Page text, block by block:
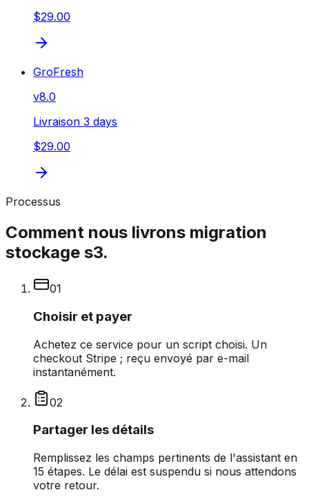
$29.00
GroFresh
v8.0
Livraison 3 days
$29.00
Processus
Comment nous livrons migration
stockage s3.
01
Choisir et payer
Achetez ce service pour un script choisi. Un
checkout Stripe ; reçu envoyé par e-mail
instantanément.
02
Partager les détails
Remplissez les champs pertinents de l'assistant en
15 étapes. Le délai est suspendu si nous attendons
votre retour.